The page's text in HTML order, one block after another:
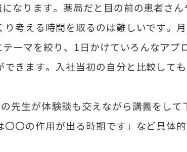
なります。薬局だと目の前の患者さ
考える時間を取るのは難しいです。
ーマを絞り、1日かけていろんなアプ
きます。入社当初の自分と比較して
先生が体験談も交えながら講義をし
〇の作用が出る時期です」など具体